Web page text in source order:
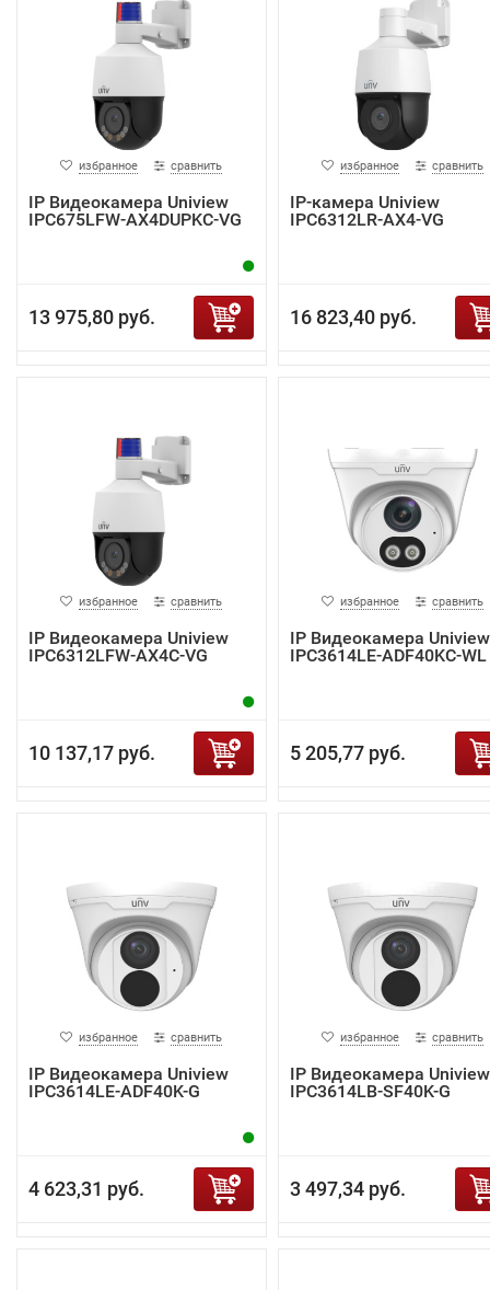
избранное сравнить
IP Видеокамера Uniview
IPC675LFW-AX4DUPKC-VG
13 975,80 руб.
избранное сравнить
IP-камера Uniview
IPC6312LR-AX4-VG
16 823,40 руб.
избранное сравнить
IP Видеокамера Uniview
IPC6312LFW-AX4C-VG
10 137,17 руб.
избранное сравнить
IP Видеокамера Uniview
IPC3614LE-ADF40KC-WL
5 205,77 руб.
избранное сравнить
IP Видеокамера Uniview
IPC3614LE-ADF40K-G
4 623,31 руб.
избранное сравнить
IP Видеокамера Uniview
IPC3614LB-SF40K-G
3 497,34 руб.